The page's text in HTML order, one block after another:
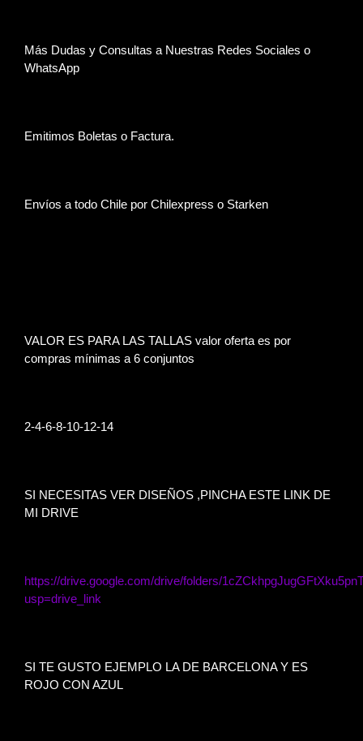
Más Dudas y Consultas a Nuestras Redes Sociales o
WhatsApp
Emitimos Boletas o Factura.
Envíos a todo Chile por Chilexpress o Starken
VALOR ES PARA LAS TALLAS valor oferta es por
compras mínimas a 6 conjuntos
2-4-6-8-10-12-14
SI NECESITAS VER DISEÑOS ,PINCHA ESTE LINK DE
MI DRIVE
https://drive.google.com/drive/folders/
usp=drive_link
SI TE GUSTO EJEMPLO LA DE BARCELONA Y ES
ROJO CON AZUL